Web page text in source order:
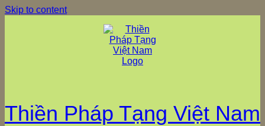
Skip to content
Thiền Pháp Tạng Việt Nam